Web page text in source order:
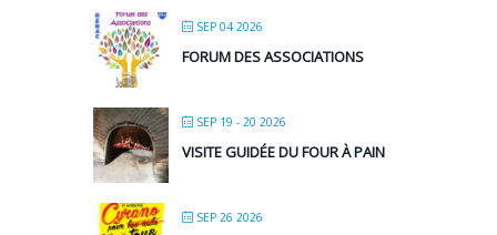
SEP 04 2026
FORUM DES ASSOCIATIONS
SEP 19 - 20 2026
VISITE GUIDÉE DU FOUR À PAIN
SEP 26 2026